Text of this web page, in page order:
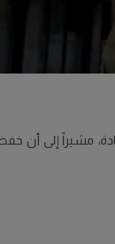
مشيراً إلى أن